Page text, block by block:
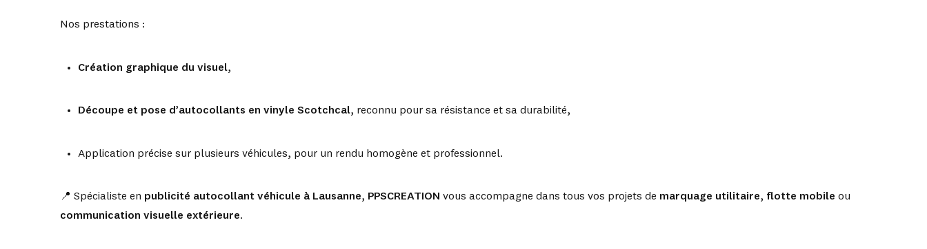
Nos prestations :
Création graphique du visuel,
Découpe et pose d’autocollants en vinyle Scotchcal, reconnu pour sa résistance et sa durabilité,
Application précise sur plusieurs véhicules, pour un rendu homogène et professionnel.
📍 Spécialiste en publicité autocollant véhicule à Lausanne, PPSCREATION vous accompagne dans tous vos projets de marquage utilitaire, flotte mobile ou
communication visuelle extérieure.